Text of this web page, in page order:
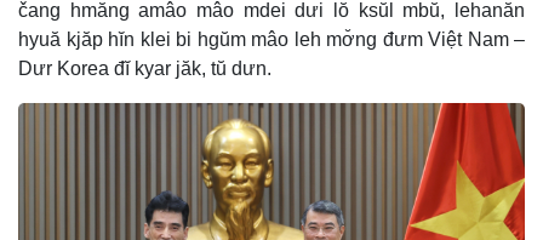
čang hmăng amâo mâo mdei dưi lŏ ksŭl mbŭ, lehanăn
hyuă kjăp hĭn klei bi hgŭm mâo leh mơ̆ng đưm Việt Nam –
Dưr Korea đĭ kyar jăk, tŭ dưn.